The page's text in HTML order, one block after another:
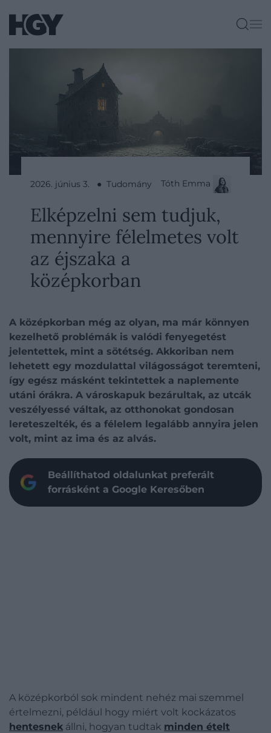
2026. június 3. ● Tudomány Tóth Emma
Elképzelni sem tudjuk,
mennyire félelmetes volt
az éjszaka a
középkorban
A középkorban még az olyan, ma már könnyen
kezelhető problémák is valódi fenyegetést
jelentettek, mint a sötétség. Akkoriban nem
lehetett egy mozdulattal világosságot teremteni,
így egész másként tekintettek a naplemente
utáni órákra. A városkapuk bezárultak, az utcák
veszélyessé váltak, az otthonokat gondosan
lereteszelték, és a félelem legalább annyira jelen
volt, mint az ima és az alvás.
Beállíthatod oldalunkat preferált
forrásként a Google Keresőben
A középkorból sok mindent nehéz mai szemmel
értelmezni, például hogy miért volt kockázatos
hentesnek állni, hogyan tudtak minden ételt